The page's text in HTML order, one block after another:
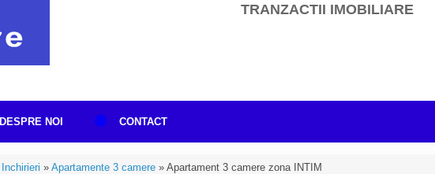
TRANZACTII IMOBILIARE
DESPRE NOI CONTACT
Inchirieri » Apartamente 3 camere» Apartament 3 camere zona INTIM